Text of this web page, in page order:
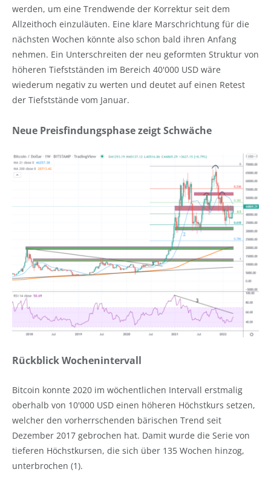
werden, um eine Trendwende der Korrektur seit dem
Allzeithoch einzuläuten. Eine klare Marschrichtung für die
nächsten Wochen könnte also schon bald ihren Anfang
nehmen. Ein Unterschreiten der neu geformten Struktur von
höheren Tiefstständen im Bereich 40'000 USD wäre
wiederum negativ zu werten und deutet auf einen Retest
der Tiefststände vom Januar.
Neue Preisfindungsphase zeigt Schwäche
Rückblick Wochenintervall
Bitcoin konnte 2020 im wöchentlichen Intervall erstmalig
oberhalb von 10'000 USD einen höheren Höchstkurs setzen,
welcher den vorherrschenden bärischen Trend seit
Dezember 2017 gebrochen hat. Damit wurde die Serie von
tieferen Höchstkursen, die sich über 135 Wochen hinzog,
unterbrochen (1).